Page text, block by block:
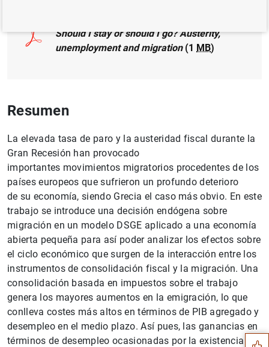
Should I stay or should I go? Austerity,
unemployment and migration(1 MB)
Resumen
La elevada tasa de paro y la austeridad fiscal durante la
Gran Recesión han provocado
importantes movimientos migratorios procedentes de los
países europeos que sufrieron un profundo deterioro
de su economía, siendo Grecia el caso más obvio. En este
trabajo se introduce una decisión endógena sobre
migración en un modelo DSGE aplicado a una economía
abierta pequeña para así poder analizar los efectos sobre
el ciclo económico que surgen de la interacción entre los
instrumentos de consolidación fiscal y la migración. Una
consolidación basada en impuestos sobre el trabajo
genera los mayores aumentos en la emigración, lo que
conlleva costes más altos en términos de PIB agregado y
desempleo en el medio plazo. Así pues, las ganancias en
términos de desempleo ocasionadas por la existencia deSugerencias